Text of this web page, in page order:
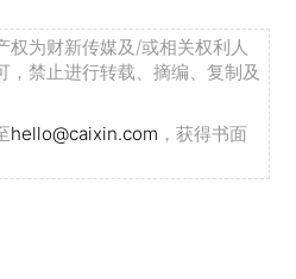
权为财新传媒及/或相关权利人
，禁止进行转载、摘编、复制及
hello@caixin.com ，获得书面